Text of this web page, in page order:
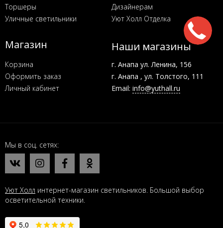
Торшеры
Уличные светильники
Дизайнерам
Уют Холл Отделка
Магазин
Корзина
Оформить заказ
Личный кабинет
Наши магазины
г. Анапа ул. Ленина, 156
г. Анапа , ул. Толстого, 111
Email: info@yuthall.ru
Мы в соц. сетях
Уют Холл интернет-магазин светильников. Большой выбор
осветительной техники.